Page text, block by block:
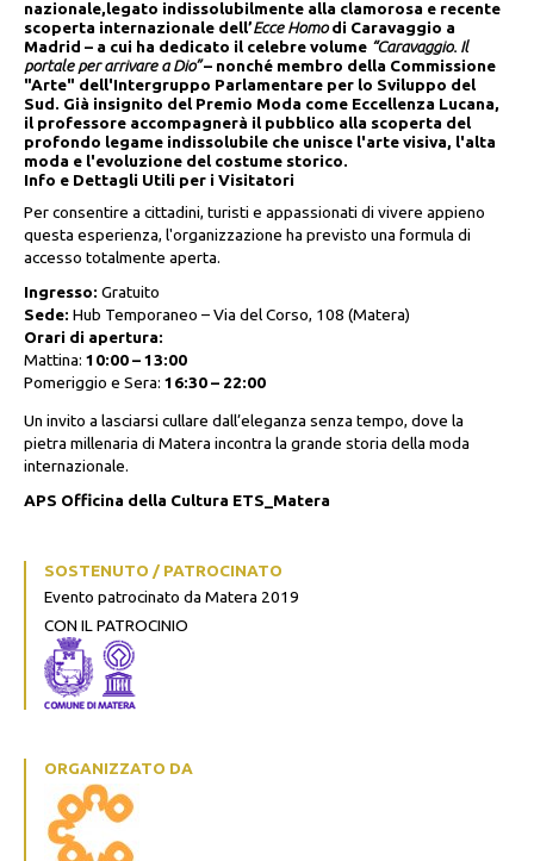
nazionale,legato indissolubilmente alla clamorosa e recente
scoperta internazionale dell’Ecce Homodi Caravaggio a
Madrid – a cui ha dedicato il celebre volume “Caravaggio. Il
portale per arrivare a Dio”– nonché membro della Commissione
"Arte" dell'Intergruppo Parlamentare per lo Sviluppo del
Sud. Già insignito del Premio Moda come Eccellenza Lucana,
il professore accompagnerà il pubblico alla scoperta del
profondo legame indissolubile che unisce l'arte visiva, l'alta
moda e l'evoluzione del costume storico.
Info e Dettagli Utili per i Visitatori
Per consentire a cittadini, turisti e appassionati di vivere appieno
questa esperienza, l'organizzazione ha previsto una formula di
accesso totalmente aperta.
Ingresso: Gratuito
Sede: Hub Temporaneo – Via del Corso, 108 (Matera)
Orari di apertura:
Mattina:10:00 – 13:00
Pomeriggio e Sera:16:30 – 22:00
Un invito a lasciarsi cullare dall’eleganza senza tempo, dove la
pietra millenaria di Matera incontra la grande storia della moda
internazionale.
APS Officina della Cultura ETS_Matera
SOSTENUTO / PATROCINATO
Evento patrocinato da Matera 2019
CON IL PATROCINIO
ORGANIZZATO DA